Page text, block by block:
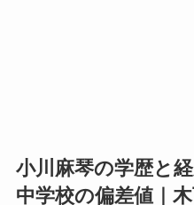
小川麻琴の学歴と
中学校の偏差値｜